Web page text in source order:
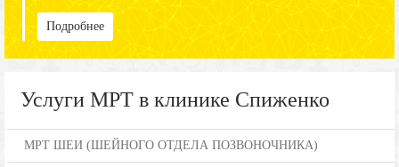
Подробнее
Услуги МРТ в клинике Спиженко
МРТ ШЕИ (ШЕЙНОГО ОТДЕЛА ПОЗВОНОЧНИКА)